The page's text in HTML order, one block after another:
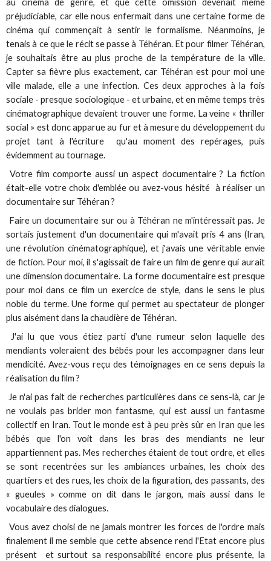
préjudiciable, car elle nous enfermait dans une certaine forme de
cinéma qui commençait à sentir le formalisme. Néanmoins, je
tenais à ce que le récit se passe à Téhéran. Et pour filmer Téhéran,
je souhaitais être au plus proche de la température de la ville.
Capter sa fièvre plus exactement, car Téhéran est pour moi une
ville malade, elle a une infection. Ces deux approches à la fois
sociale - presque sociologique - et urbaine, et en même temps très
cinématographique devaient trouver une forme. La veine « thriller
social » est donc apparue au fur et à mesure du développement du
projet tant à l'écriture qu'au moment des repérages, puis
évidemment au tournage.
Votre film comporte aussi un aspect documentaire ? La fiction
était-elle votre choix d'emblée ou avez-vous hésité à réaliser un
documentaire sur Téhéran ?
Faire un documentaire sur ou à Téhéran ne m'intéressait pas. Je
sortais justement d'un documentaire qui m'avait pris 4 ans (Iran,
une révolution cinématographique), et j'avais une véritable envie
de fiction. Pour moi, il s'agissait de faire un film de genre qui aurait
une dimension documentaire. La forme documentaire est presque
pour moi dans ce film un exercice de style, dans le sens le plus
noble du terme. Une forme qui permet au spectateur de plonger
plus aisément dans la chaudière de Téhéran.
J'ai lu que vous étiez parti d'une rumeur selon laquelle des
mendiants voleraient des bébés pour les accompagner dans leur
mendicité. Avez-vous reçu des témoignages en ce sens depuis la
réalisation du film ?
Je n'ai pas fait de recherches particulières dans ce sens-là, car je
ne voulais pas brider mon fantasme, qui est aussi un fantasme
collectif en Iran. Tout le monde est à peu près sûr en Iran que les
bébés que l'on voit dans les bras des mendiants ne leur
appartiennent pas. Mes recherches étaient de tout ordre, et elles
se sont recentrées sur les ambiances urbaines, les choix des
quartiers et des rues, les choix de la figuration, des passants, des
« gueules » comme on dit dans le jargon, mais aussi dans le
vocabulaire des dialogues.
Vous avez choisi de ne jamais montrer les forces de l'ordre mais
finalement il me semble que cette absence rend l'Etat encore plus
présent et surtout sa responsabilité encore plus présente, la